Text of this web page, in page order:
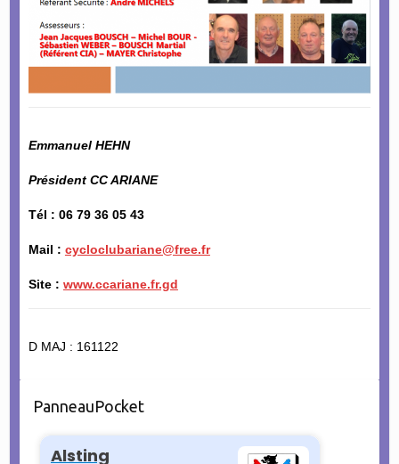
Emmanuel HEHN
Président CC ARIANE
Tél : 06 79 36 05 43
Mail : cycloclubariane@free.fr
Site : www.ccariane.fr.gd
D MAJ : 161122
PanneauPocket